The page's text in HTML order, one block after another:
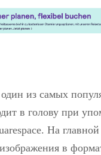
из самых
в голову при
На
в